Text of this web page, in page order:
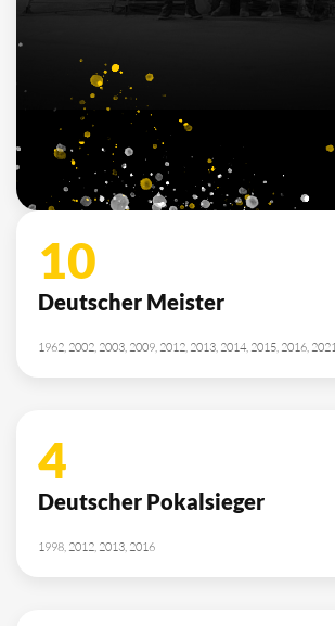
7
Deutscher Jugendmeister
2010, 2012, 2013, 2014, 2015, 2021, 2022